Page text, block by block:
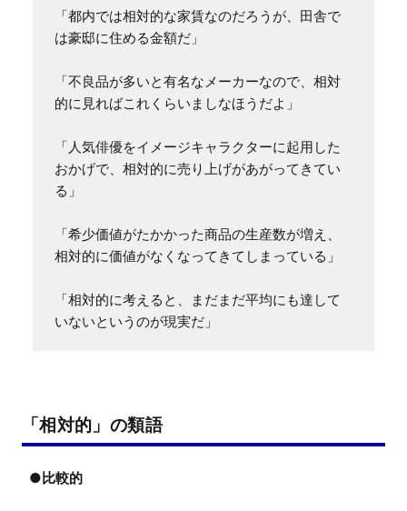
「都内では相対的な家賃なのだろうが、田舎で
は豪邸に住める金額だ」
「不良品が多いと有名なメーカーなので、相対
的に見ればこれくらいましなほうだよ」
「人気俳優をイメージキャラクターに起用した
おかげで、相対的に売り上げがあがってきてい
る」
「希少価値がたかかった商品の生産数が増え、
相対的に価値がなくなってきてしまっている」
「相対的に考えると、まだまだ平均にも達して
いないというのが現実だ」
「相対的」の類語
●比較的